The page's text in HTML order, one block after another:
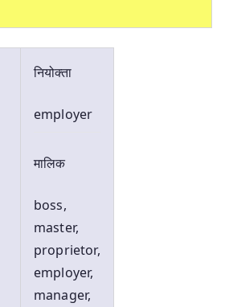
नियोक्ता
employer
मालिक
boss,
master,
proprietor,
employer,
manager,